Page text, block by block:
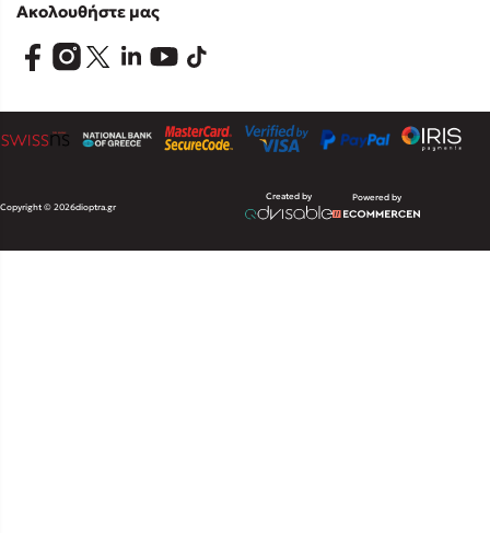
Ακολουθήστε μας
Copyright © 2026dioptra.gr
Created by Powered by